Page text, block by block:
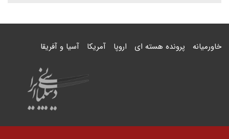
خاورمیانه پرونده هسته ای اروپا آمریکا آسیا و آفریقا